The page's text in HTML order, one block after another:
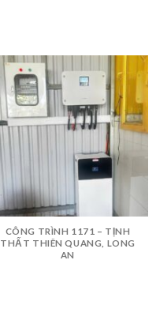
CÔNG TRÌNH 1171 – TỊNH
THẤT THIÊN QUANG, LONG
AN